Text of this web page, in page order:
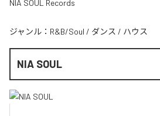
NIA SOUL Records
ジャンル： R&B/Soul / ダンス / ハウス
NIA SOUL